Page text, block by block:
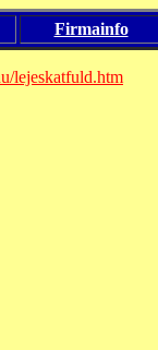
Firmainfo
lejeskatfuld.htm